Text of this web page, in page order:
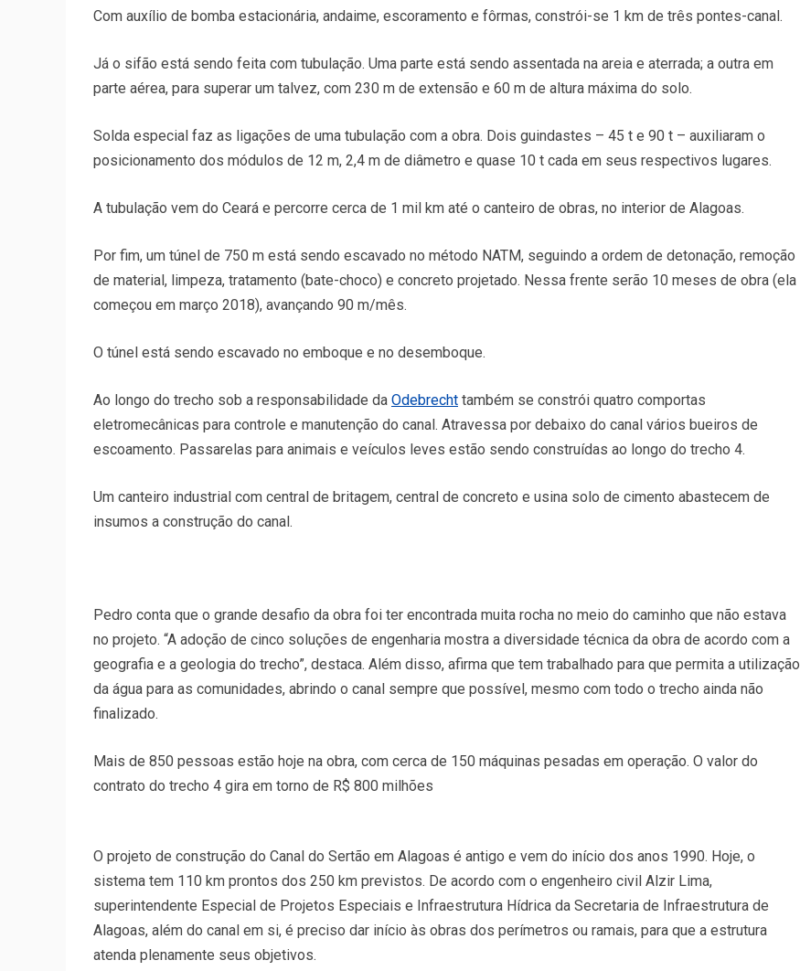
Com auxílio de bomba estacionária, andaime, escoramento e fôrmas, constrói-se 1 km de três pontes-canal.
Já o sifão está sendo feita com tubulação. Uma parte está sendo assentada na areia e aterrada; a outra em
parte aérea, para superar um talvez, com 230 m de extensão e 60 m de altura máxima do solo.
Solda especial faz as ligações de uma tubulação com a obra. Dois guindastes – 45 t e 90 t – auxiliaram o
posicionamento dos módulos de 12 m, 2,4 m de diâmetro e quase 10 t cada em seus respectivos lugares.
A tubulação vem do Ceará e percorre cerca de 1 mil km até o canteiro de obras, no interior de Alagoas.
Por fim, um túnel de 750 m está sendo escavado no método NATM, seguindo a ordem de detonação, remoção
de material, limpeza, tratamento (bate-choco) e concreto projetado. Nessa frente serão 10 meses de obra (ela
começou em março 2018), avançando 90 m/mês.
O túnel está sendo escavado no emboque e no desemboque.
Ao longo do trecho sob a responsabilidade da Odebrecht também se constrói quatro comportas
eletromecânicas para controle e manutenção do canal. Atravessa por debaixo do canal vários bueiros de
escoamento. Passarelas para animais e veículos leves estão sendo construídas ao longo do trecho 4.
Um canteiro industrial com central de britagem, central de concreto e usina solo de cimento abastecem de
insumos a construção do canal.
Pedro conta que o grande desafio da obra foi ter encontrada muita rocha no meio do caminho que não estava
no projeto. “A adoção de cinco soluções de engenharia mostra a diversidade técnica da obra de acordo com a
geografia e a geologia do trecho”, destaca. Além disso, afirma que tem trabalhado para que permita a utilização
da água para as comunidades, abrindo o canal sempre que possível, mesmo com todo o trecho ainda não
finalizado.
Mais de 850 pessoas estão hoje na obra, com cerca de 150 máquinas pesadas em operação. O valor do
contrato do trecho 4 gira em torno de R$ 800 milhões
O projeto de construção do Canal do Sertão em Alagoas é antigo e vem do início dos anos 1990. Hoje, o
sistema tem 110 km prontos dos 250 km previstos. De acordo com o engenheiro civil Alzir Lima,
superintendente Especial de Projetos Especiais e Infraestrutura Hídrica da Secretaria de Infraestrutura de
Alagoas, além do canal em si, é preciso dar início às obras dos perímetros ou ramais, para que a estrutura
atenda plenamente seus objetivos.